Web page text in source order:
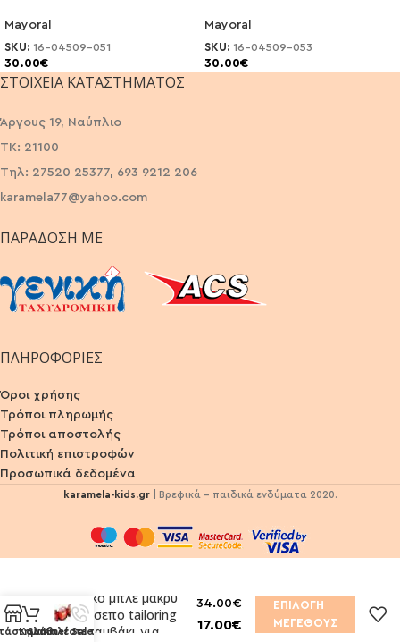
Mayoral
SKU: 16-04509-051
30.00€
Mayoral
SKU: 16-04509-053
30.00€
ΣΤΟΙΧΕΊΑ ΚΑΤΑΣΤΉΜΑΤΟΣ
Άργους 19, Ναύπλιο
ΤΚ: 21100
Τηλ: 27520 25377, 693 9212 206
karamela77@yahoo.com
ΠΑΡΆΔΟΣΗ ΜΕ
ΠΛΗΡΟΦΟΡΙΕΣ
Όροι χρήσης
Τρόποι πληρωμής
Τρόποι αποστολής
Πολιτική επιστροφών
Προσωπικά δεδομένα
karamela-kids.gr | Βρεφικά - παιδικά ενδύματα 2020.
Καλάθι
Summer Sales
Καλέστε τώρα
ναυτικό μπλε μακρύ
λοξότσεπο tailoring
από βαμβάκι για
34.00€
17.00€
ΕΠΙΛΟΓΉ
ΜΕΓΈΘΟΥΣ